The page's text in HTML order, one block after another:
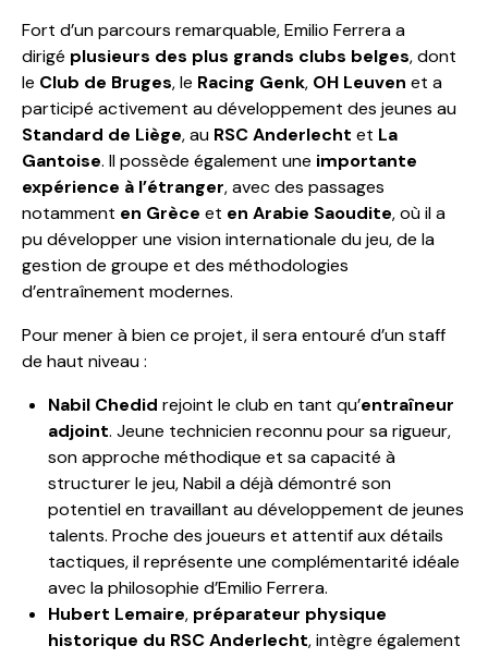
Fort d’un parcours remarquable, Emilio Ferrera a
dirigé plusieurs des plus grands clubs belges, dont
le Club de Bruges, le Racing Genk, OH Leuven et a
participé activement au développement des jeunes au
Standard de Liège, au RSC Anderlecht et La
Gantoise. Il possède également une importante
expérience à l’étranger, avec des passages
notamment en Grèce et en Arabie Saoudite, où il a
pu développer une vision internationale du jeu, de la
gestion de groupe et des méthodologies
d’entraînement modernes.
Pour mener à bien ce projet, il sera entouré d’un staff
de haut niveau :
Nabil Chedid rejoint le club en tant qu’entraîneur
adjoint. Jeune technicien reconnu pour sa rigueur,
son approche méthodique et sa capacité à
structurer le jeu, Nabil a déjà démontré son
potentiel en travaillant au développement de jeunes
talents. Proche des joueurs et attentif aux détails
tactiques, il représente une complémentarité idéale
avec la philosophie d’Emilio Ferrera.
Hubert Lemaire, préparateur physique
historique du RSC Anderlecht, intègre également